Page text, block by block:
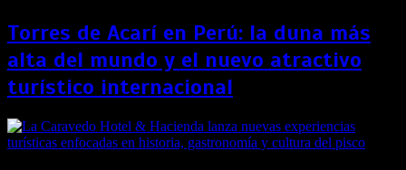
Torres de Acarí en Perú: la duna más
alta del mundo y el nuevo atractivo
turístico internacional